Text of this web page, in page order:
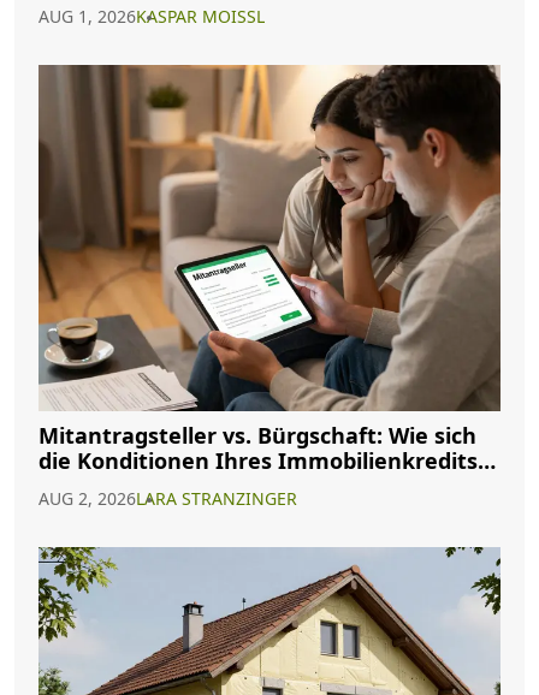
AUG 1, 2026KASPAR MOISSL
Mitantragsteller vs. Bürgschaft: Wie sich
die Konditionen Ihres Immobilienkredits
AUG 2, 2026LARA STRANZINGER